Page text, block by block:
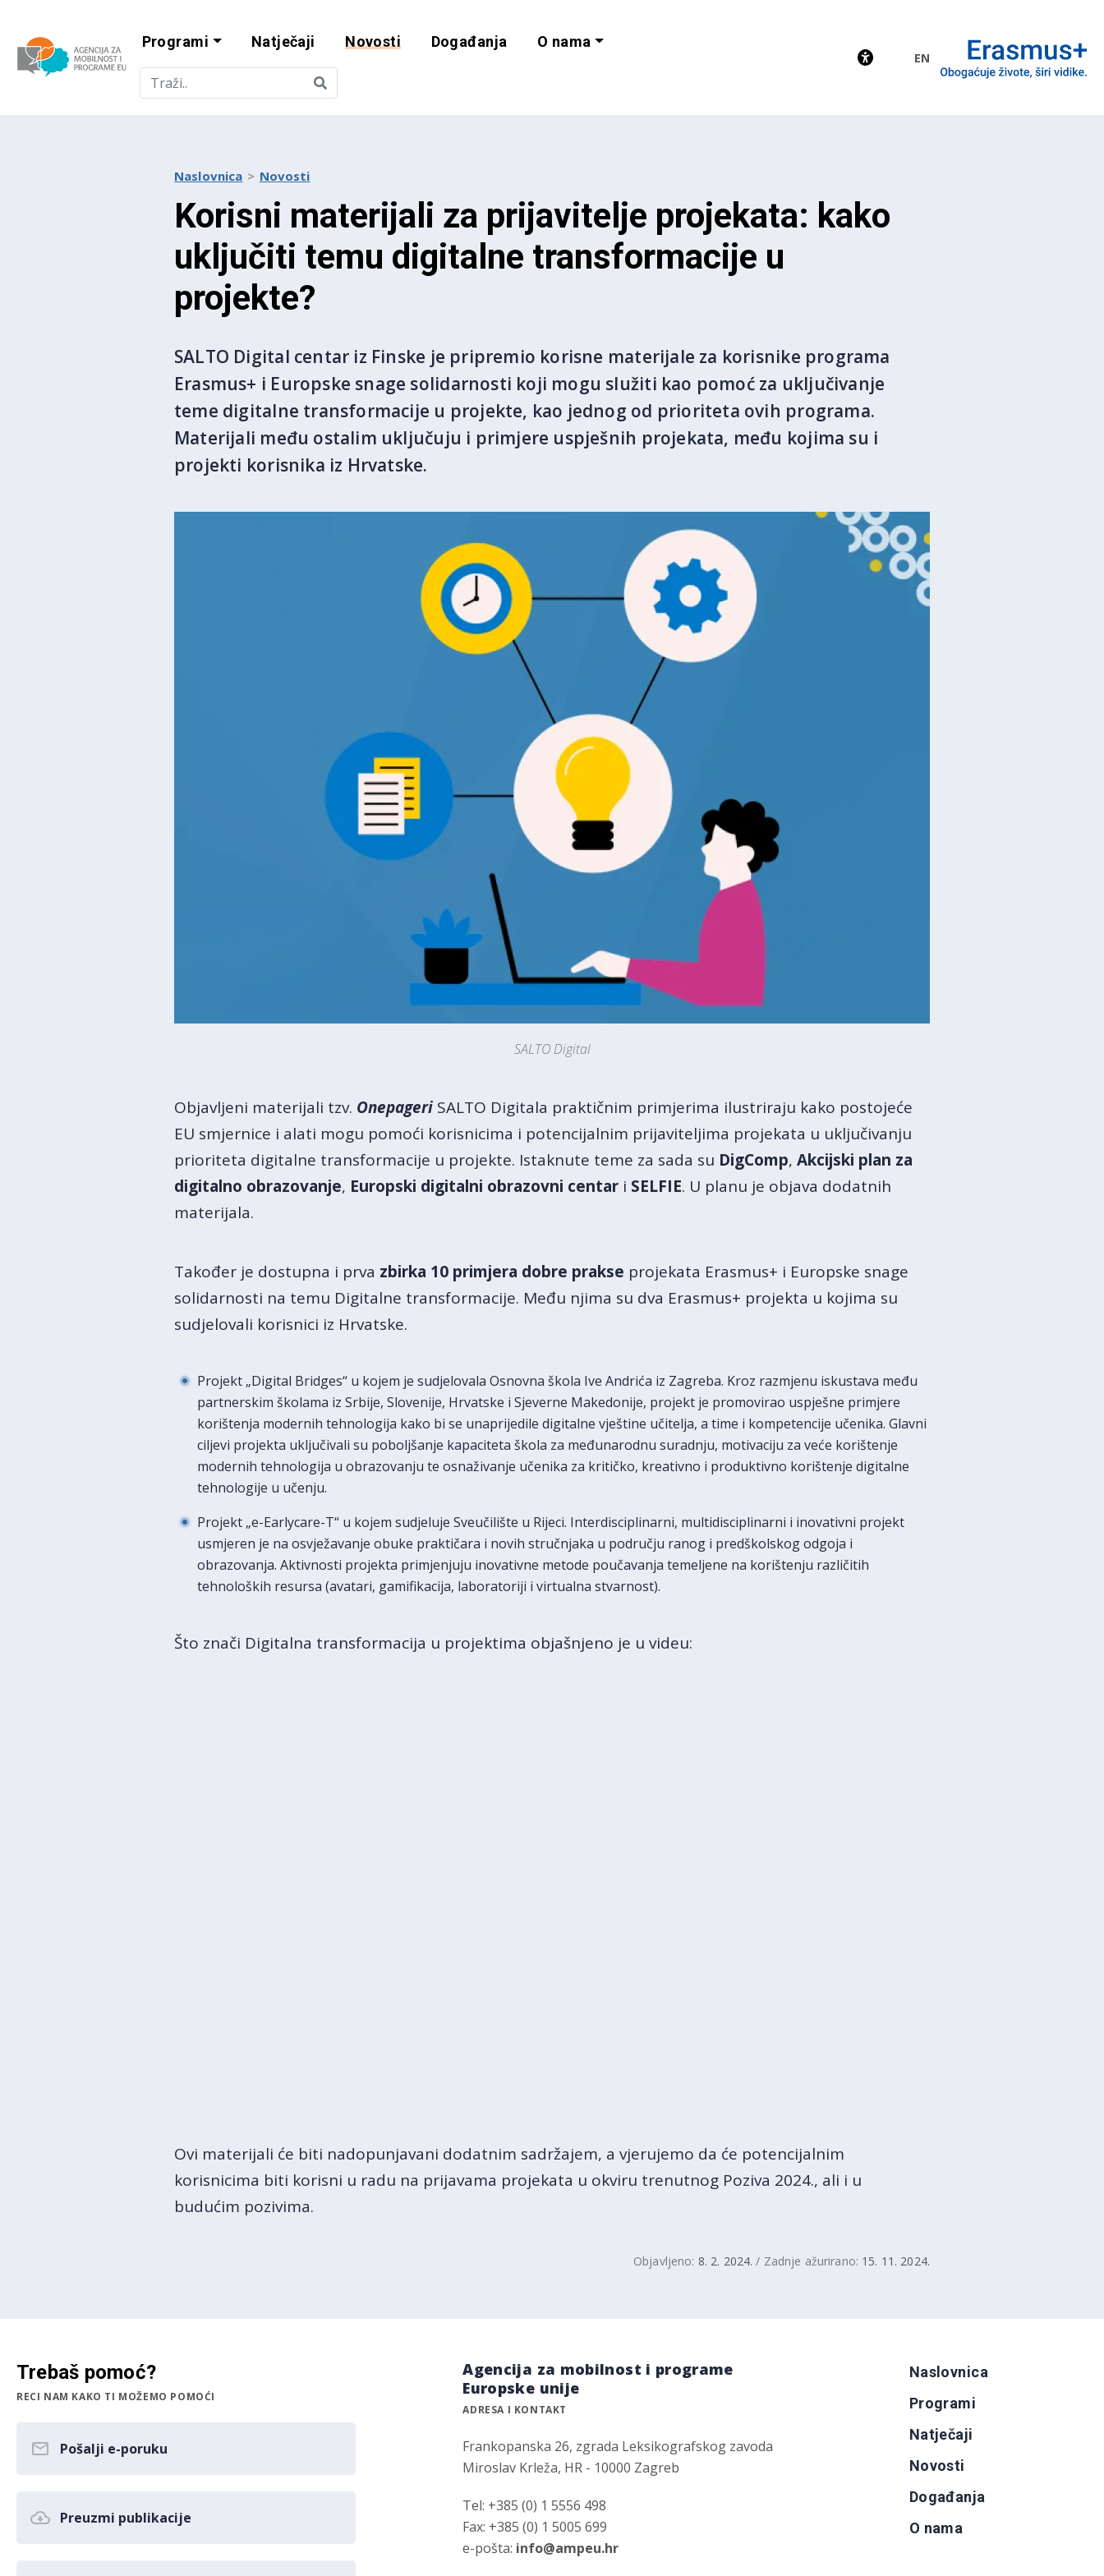
Agencija za mobilnost i programe EU
Programi Natječaji Novosti Događanja O nama
EN
Naslovnica Novosti
Korisni materijali za prijavitelje projekata: kako
uključiti temu digitalne transformacije u
projekte?
SALTO Digital centar iz Finske je pripremio korisne materijale za korisnike programa
Erasmus+ i Europske snage solidarnosti koji mogu služiti kao pomoć za uključivanje
teme digitalne transformacije u projekte, kao jednog od prioriteta ovih programa.
Materijali među ostalim uključuju i primjere uspješnih projekata, među kojima su i
projekti korisnika iz Hrvatske.
SALTO Digital
Objavljeni materijali tzv. Onepageri SALTO Digitala praktičnim primjerima ilustriraju kako postojeće
EU smjernice i alati mogu pomoći korisnicima i potencijalnim prijaviteljima projekata u uključivanju
prioriteta digitalne transformacije u projekte. Istaknute teme za sada su DigComp, Akcijski plan za
digitalno obrazovanje, Europski digitalni obrazovni centar i SELFIE. U planu je objava dodatnih
materijala.
Također je dostupna i prva zbirka 10 primjera dobre prakse projekata Erasmus+ i Europske snage
solidarnosti na temu Digitalne transformacije. Među njima su dva Erasmus+ projekta u kojima su
sudjelovali korisnici iz Hrvatske.
Projekt „Digital Bridges“ u kojem je sudjelovala Osnovna škola Ive Andrića iz Zagreba. Kroz razmjenu iskustava među
partnerskim školama iz Srbije, Slovenije, Hrvatske i Sjeverne Makedonije, projekt je promovirao uspješne primjere
korištenja modernih tehnologija kako bi se unaprijedile digitalne vještine učitelja, a time i kompetencije učenika. Glavni
ciljevi projekta uključivali su poboljšanje kapaciteta škola za međunarodnu suradnju, motivaciju za veće korištenje
modernih tehnologija u obrazovanju te osnaživanje učenika za kritičko, kreativno i produktivno korištenje digitalne
tehnologije u učenju.
Projekt „e-Earlycare-T“ u kojem sudjeluje Sveučilište u Rijeci. Interdisciplinarni, multidisciplinarni i inovativni projekt
usmjeren je na osvježavanje obuke praktičara i novih stručnjaka u području ranog i predškolskog odgoja i
obrazovanja. Aktivnosti projekta primjenjuju inovativne metode poučavanja temeljene na korištenju različitih
tehnoloških resursa (avatari, gamifikacija, laboratoriji i virtualna stvarnost).
Što znači Digitalna transformacija u projektima objašnjeno je u videu:
Ovi materijali će biti nadopunjavani dodatnim sadržajem, a vjerujemo da će potencijalnim
korisnicima biti korisni u radu na prijavama projekata u okviru trenutnog Poziva 2024., ali i u
budućim pozivima.
Objavljeno: 8. 2. 2024. / Zadnje ažurirano: 15. 11. 2024.
Trebaš pomoć?
RECI NAM KAKO TI MOŽEMO POMOĆI
Pošalji e-poruku
Preuzmi publikacije
Agencija za mobilnost i programe
Europske unije
ADRESA I KONTAKT
Frankopanska 26, zgrada Leksikografskog zavoda
Miroslav Krleža, HR - 10000 Zagreb
Tel: +385 (0) 1 5556 498
Fax: +385 (0) 1 5005 699
e-pošta: info@ampeu.hr
Naslovnica
Programi
Natječaji
Novosti
Događanja
O nama